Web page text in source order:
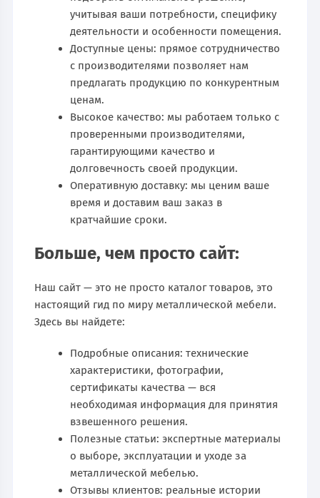
учитывая ваши потребности, специфику
деятельности и особенности помещения.
Доступные цены: прямое сотрудничество
с производителями позволяет нам
предлагать продукцию по конкурентным
ценам.
Высокое качество: мы работаем только с
проверенными производителями,
гарантирующими качество и
долговечность своей продукции.
Оперативную доставку: мы ценим ваше
время и доставим ваш заказ в
кратчайшие сроки.
Больше, чем просто сайт:
Наш сайт — это не просто каталог товаров, это
настоящий гид по миру металлической мебели.
Здесь вы найдете:
Подробные описания: технические
характеристики, фотографии,
сертификаты качества — вся
необходимая информация для принятия
взвешенного решения.
Полезные статьи: экспертные материалы
о выборе, эксплуатации и уходе за
металлической мебелью.
Отзывы клиентов: реальные истории